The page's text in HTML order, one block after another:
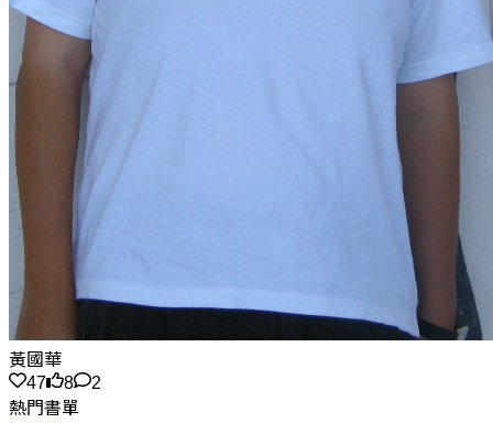
黃國華
47
8
2
熱門書單